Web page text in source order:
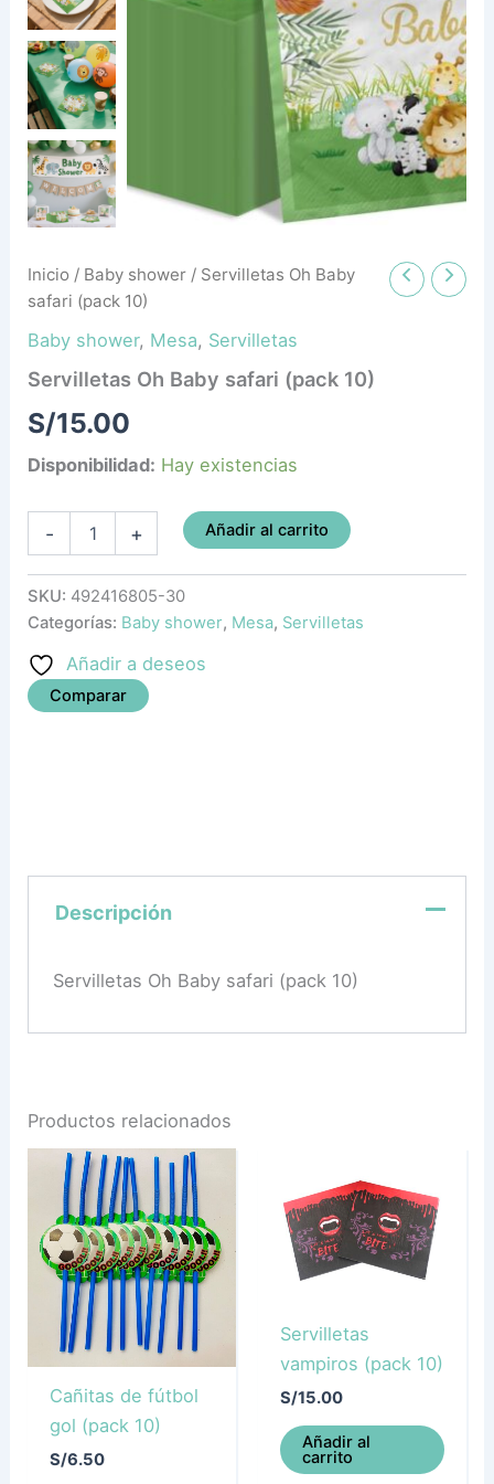
Inicio / Baby shower / Servilletas Oh Baby
safari (pack 10)
Baby shower, Mesa, Servilletas
Servilletas Oh Baby safari (pack 10)
S/15.00
Disponibilidad: Hay existencias
- + Añadir al carrito
SKU: 492416805-30
Categorías: Baby shower, Mesa, Servilletas
Añadir a deseos
Comparar
Descripción
Servilletas Oh Baby safari (pack 10)
Productos relacionados
Cañitas de fútbol
gol (pack 10)
S/6.50
Servilletas
vampiros (pack 10)
S/15.00
Añadir al
carrito